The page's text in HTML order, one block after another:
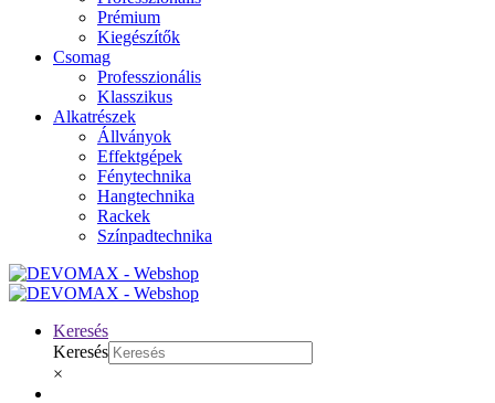
Prémium
Kiegészítők
Csomag
Professzionális
Klasszikus
Alkatrészek
Állványok
Effektgépek
Fénytechnika
Hangtechnika
Rackek
Színpadtechnika
Keresés
Keresés
×